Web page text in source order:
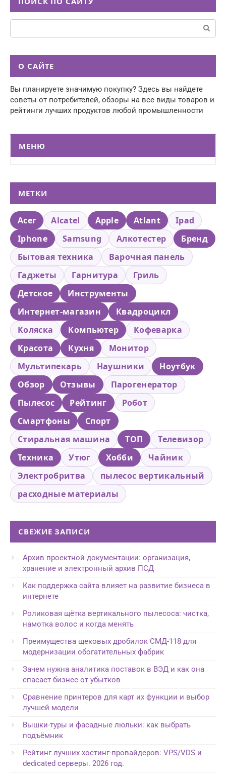
Поиск:
О САЙТЕ
Вы планируете значимую покупку? Здесь вы найдете
советы от потребителей, обзоры на все виды товаров и
рейтинги лучших продуктов любой промышленности
МЕНЮ
МЕТКИ
Acer Alcatel Apple Atlant
Ipad
Iphone
Samsung Алкотестер
Бренд
Бытовая техника
Варочная панель
Гаджеты
Гарнитура
Гриль
Детское
Инструменты
Интернет-магазин
Квадроцикл
Коляска
Компьютер
Кофеварка
Красота
Кухня
Монитор
Мультипекарь
Наушники
Ноутбук
Обзор
Отзывы
Парогенератор
Пылесос
Рейтинг
Робот
Смартфоны
Спорт
Стиральная машина
ТОП
Телевизор
Техника
Утюг Хобби
Чайник
Электробритва
пылесос вертикальный
расходные материалы
СВЕЖИЕ ЗАПИСИ
Архив проектной документации: организация,
хранение и электронный архив ПСД
Как поддержка сайта влияет на развитие бизнеса в
интернете
Роликовая щётка вертикального пылесоса: чистка,
намотка волос и когда менять
Преимущества щековых дробилок СМД-118 для
модернизации обогатительных фабрик
Зачем нужна аналитика поставок в ВЭД и как она
спасает бизнес от убытков
Сравнение принтеров для карт их функции и выбор
лучшей модели
Вышки-туры и фасадные люльки: как выбрать
подъёмник
Рейтинг лучших хостинг-провайдеров: VPS/VDS и
dedicated серверы. 2026 год.